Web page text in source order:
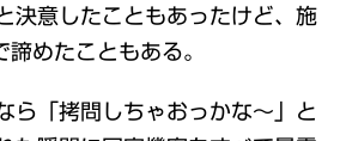
決意したこともあったけど、施
めたこともある。
ら「拷問しちゃおっかな～」と